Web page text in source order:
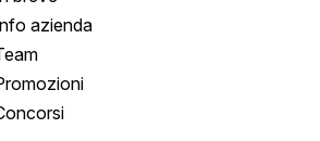
azienda